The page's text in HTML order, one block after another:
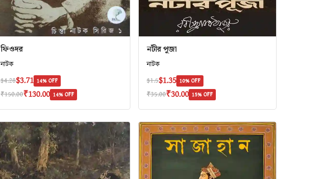
ফিওদর
নাটক
$4.28$3.71 14% OFF
₹150.00₹130.00 14% OFF
নটীর পূজা
নাটক
$1.5$1.35 10% OFF
₹35.00₹30.00 15% OFF